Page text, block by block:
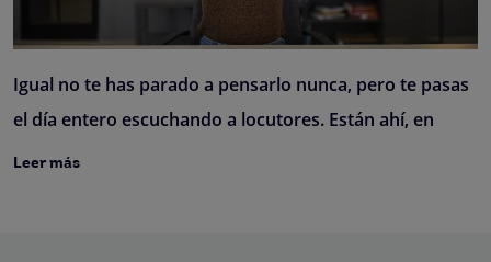
Igual no te has parado a pensarlo nunca, pero te pasas
el día entero escuchando a locutores. Están ahí, en
Leer más